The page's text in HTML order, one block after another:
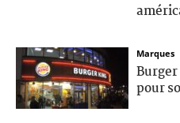
Marques
Burger
pour